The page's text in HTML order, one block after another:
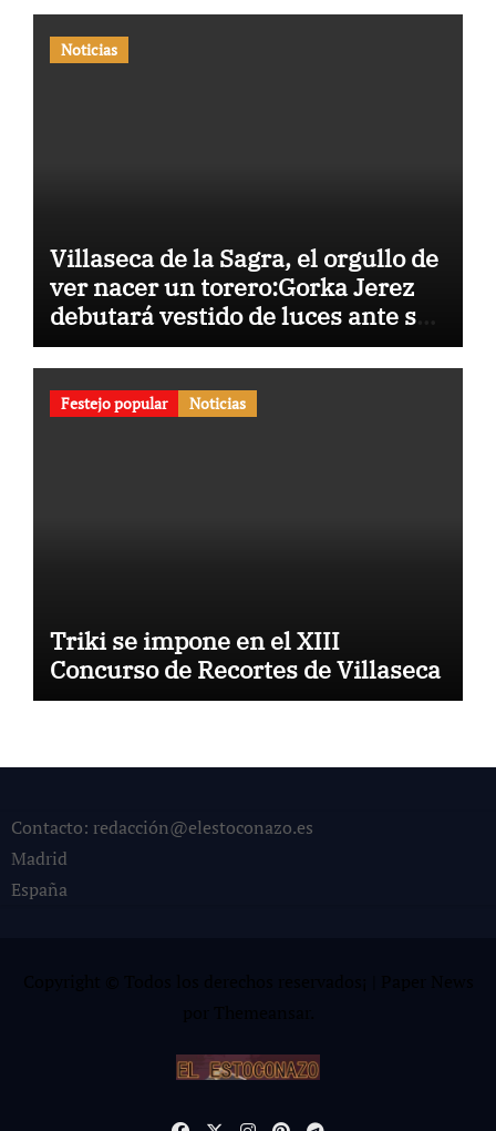
Noticias
Villaseca de la Sagra, el orgullo de
ver nacer un torero:Gorka Jerez
debutará vestido de luces ante su
pueblo
Festejo popular Noticias
Triki se impone en el XIII
Concurso de Recortes de Villaseca
Contacto: redacción@elestoconazo.es
Madrid
España